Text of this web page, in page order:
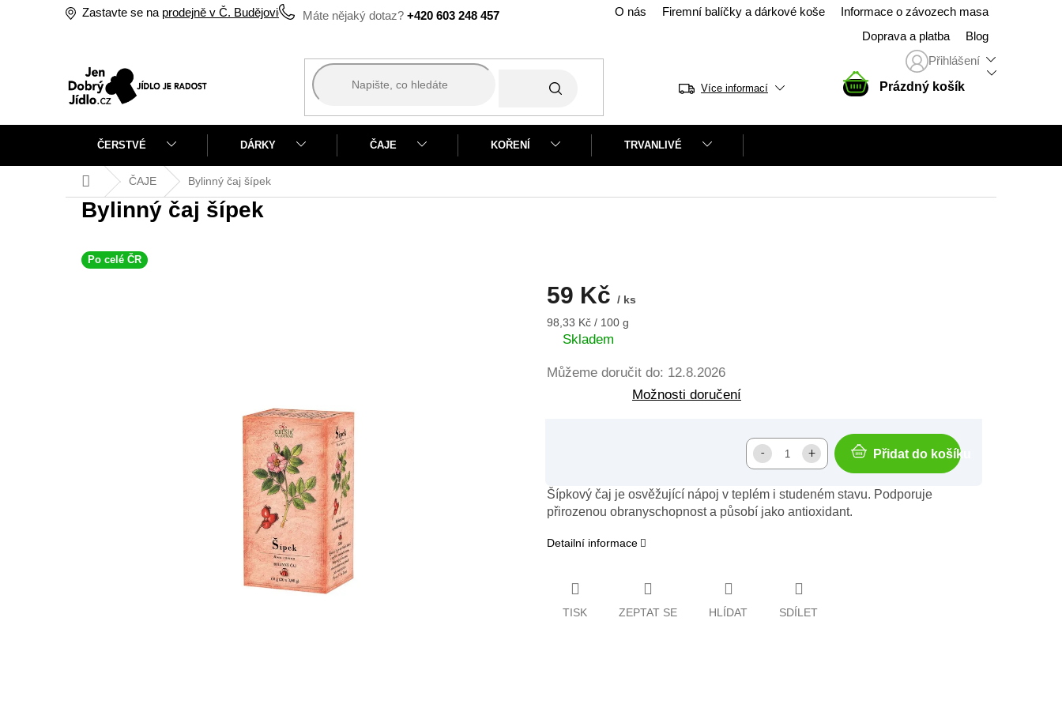
+420 603 248 457
Zastavte se na prodejně v Č. Budějovicích O nás Firemní balíčky a dárkové koše
Informace o závozech masa
Doprava a platba
Blog
Přihlášení
Více informací
NÁKUPNÍ
KOŠÍK
Prázdný košík
ČERSTVÉ DÁRKY ČAJE KOŘENÍ TRVANLIVÉ
Domů ČAJE Bylinný čaj šípek
Bylinný čaj šípek
Po celé ČR
59 Kč / ks
Měrná
cena:
98,33 Kč / 100 g
Skladem
Můžeme doručit do: 12.8.2026
Možnosti doručení
Přidat do košíku
Šípkový čaj je osvěžující nápoj v teplém i studeném stavu. Podporuje
přirozenou obranyschopnost a působí jako antioxidant.
Detailní informace
TISK ZEPTAT SE HLÍDAT SDÍLET